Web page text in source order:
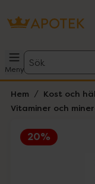
Meny
Sök
Hem Kost och
Vitaminer och
20%